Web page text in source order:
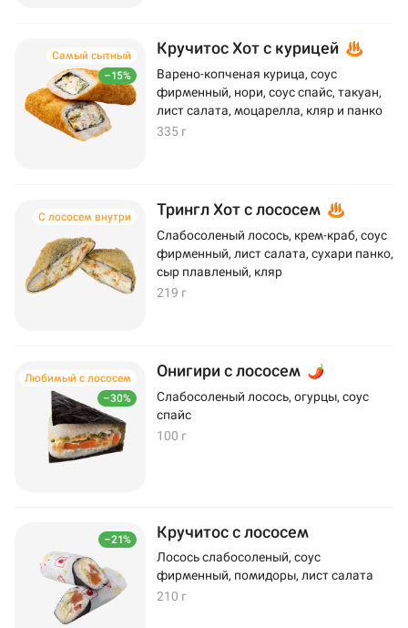
–15%
Самый сытный Кручитос Хот с курицей
Варено-копченая курица, соус
фирменный, нори, соус спайс, такуан,
лист салата, моцарелла, кляр и панко
335 г
С лососем внутри Трингл Хот с лососем
Слабосоленый лосось, крем-краб, соус
фирменный, лист салата, сухари панко,
сыр плавленый, кляр
219 г
–30%
Любимый с лососем Онигири с лососем
Слабосоленый лосось, огурцы, соус
спайс
100 г
–21% Кручитос с лососем
Лосось слабосоленый, соус
фирменный, помидоры, лист салата
210 г